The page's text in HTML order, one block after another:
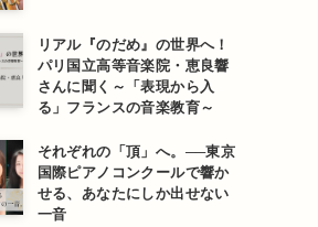
リアル『のだめ』の世界へ！
パリ国立高等音楽院・恵良響
さんに聞く～「表現から入
る」フランスの音楽教育～
それぞれの「頂」へ。──東京
国際ピアノコンクールで響か
せる、あなたにしか出せない
一音